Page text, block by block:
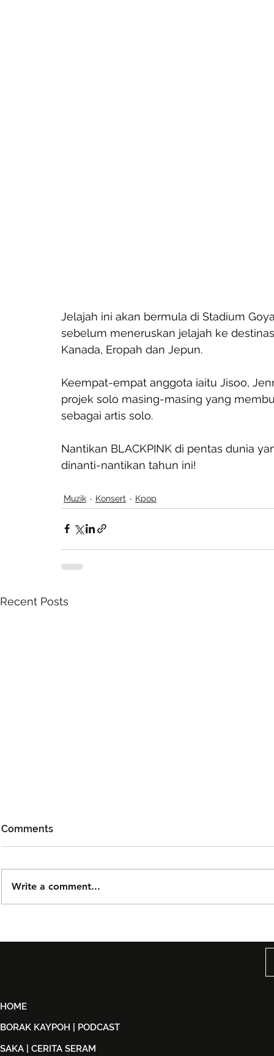
Jelajah ini akan bermula di Stadium
sebelum meneruskan jelajah ke
Kanada, Eropah dan Jepun.
Keempat-empat anggota iaitu Jisoo,
projek solo masing-masing yang
sebagai artis solo.
Nantikan BLACKPINK di pentas dunia
dinanti-nantikan tahun ini!
Muzik Konsert Kpop
Recent Posts
Comments
Write a comment...
HOME
BORAK KAYPOH | PODCAST
SAKA | CERITA SERAM